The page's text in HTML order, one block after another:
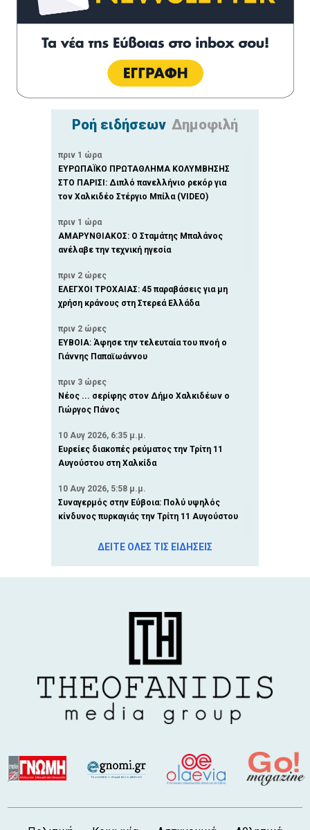
Ροή ειδήσεων Δημοφιλή
πριν 1 ώρα
ΕΥΡΩΠΑΪΚΟ ΠΡΩΤΑΘΛΗΜΑ ΚΟΛΥΜΒΗΣΗΣ
ΣΤΟ ΠΑΡΙΣΙ: Διπλό πανελλήνιο ρεκόρ για
τον Χαλκιδέο Στέργιο Μπίλα (VIDEO)
πριν 1 ώρα
ΑΜΑΡΥΝΘΙΑΚΟΣ: Ο Σταμάτης Μπαλάνος
ανέλαβε την τεχνική ηγεσία
πριν 2 ώρες
ΕΛΕΓΧΟΙ ΤΡΟΧΑΙΑΣ: 45 παραβάσεις για μη
χρήση κράνους στη Στερεά Ελλάδα
πριν 2 ώρες
ΕΥΒΟΙΑ: Άφησε την τελευταία του πνοή ο
Γιάννης Παπαϊωάννου
πριν 3 ώρες
Νέος ... σερίφης στον Δήμο Χαλκιδέων ο
Γιώργος Πάνος
10 Αυγ 2026, 6:35 μ.μ.
Ευρείες διακοπές ρεύματος την Τρίτη 11
Αυγούστου στη Χαλκίδα
10 Αυγ 2026, 5:58 μ.μ.
Συναγερμός στην Εύβοια: Πολύ υψηλός
κίνδυνος πυρκαγιάς την Τρίτη 11 Αυγούστου
10 Αυγ 2026, 5:23 μ.μ.
υπαλλήλους του ΔΕΔΔΗΕ και απατεώνα-
ΟΔΟΣ ΑΒΑΝΤΩΝ: Πεζόδρομος και
πεζοδρόμια χωρίς κανόνες στη Χαλκίδα
10 Αυγ 2026, 3:55 μ.μ.
ΕΥΑΓΓΕΛΙΑ ΛΙΑΣΚΟΥ: Εκθέτει έργα της στη
Χαλκίδα
10 Αυγ 2026, 3:11 μ.μ.
10 Αυγ 2026, 2:32 μ.μ.
ΕΡΥΘΡΟΣ ΣΤΑΥΡΟΣ: Γυναίκα ασθενής
νοσηλεύτρια
ΔΕΙΤΕ ΟΛΕΣ ΤΙΣ ΕΙΔΗΣΕΙΣ